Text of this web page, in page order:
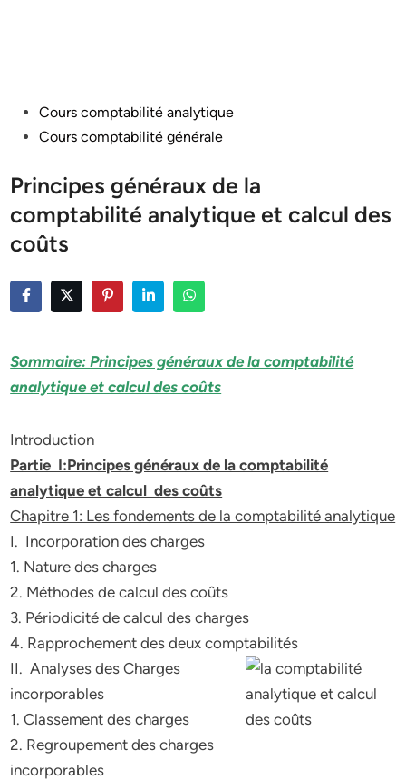
PostedCours comptabilité analytique
Cours comptabilité générale
Principes généraux de la
comptabilité analytique et calcul des
coûts
Sommaire: Principes généraux de la comptabilité
analytique et calcul des coûts
Introduction
Partie I:Principes généraux de la comptabilité
analytique et calcul des coûts
Chapitre 1: Les fondements de la comptabilité analytique
I. Incorporation des charges
1. Nature des charges
2. Méthodes de calcul des coûts
3. Périodicité de calcul des charges
4. Rapprochement des deux comptabilités
II. Analyses des Charges
incorporables
1. Classement des charges
2. Regroupement des charges
incorporables